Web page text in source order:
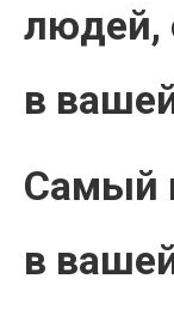
людей,
в
Самый
в